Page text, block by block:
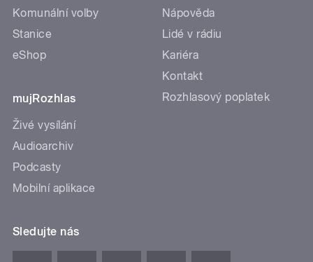
Komunální volby
Stanice
eShop
mujRozhlas
Živé vysílání
Audioarchiv
Podcasty
Mobilní aplikace
Nápověda
Lidé v rádiu
Kariéra
Kontakt
Rozhlasový poplatek
Sledujte nás